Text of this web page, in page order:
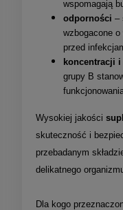
wspomagają
odporności –
wzbogacone
przed
koncentracji
grupy B
Wysokiej jakości
skuteczność i
przebadanym
delikatnego
Dla kogo